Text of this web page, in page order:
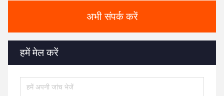
अभी संपर्क करें
हमें मेल करें